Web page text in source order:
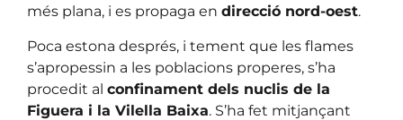
més plana, i es propaga en direcció nord-oest.
Poca estona després, i tement que les flames
s’apropessin a les poblacions properes, s’ha
procedit al confinament dels nuclis de la
Figuera i la Vilella Baixa. S’ha fet mitjançant